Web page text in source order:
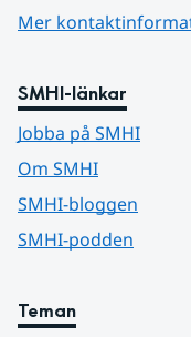
Mer
SMHI-länkar
Jobba på SMHI
Om SMHI
SMHI-bloggen
SMHI-podden
Teman